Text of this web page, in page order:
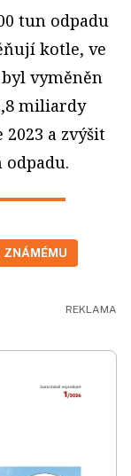
tun odpadu
kotle, ve
vyměněn
miliardy
a zvýšit
odpadu.
ZNÁMÉMU